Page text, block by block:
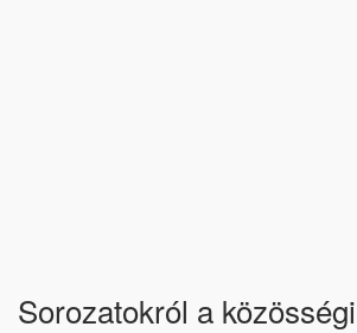
Sorozatokról a közösségi